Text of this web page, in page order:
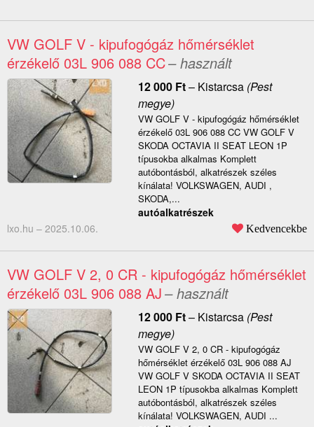
VW GOLF V - kipufogógáz hőmérséklet
érzékelő 03L 906 088 CC– használt
12 000 Ft– Kistarcsa(Pest
megye)
VW GOLF V - kipufogógáz hőmérséklet
érzékelő 03L 906 088 CC VW GOLF V
SKODA OCTAVIA II SEAT LEON 1P
típusokba alkalmas Komplett
autóbontásból, alkatrészek széles
kínálata! VOLKSWAGEN, AUDI ,
SKODA,...
autóalkatrészek
lxo.hu – 2025.10.06. Kedvencekbe
VW GOLF V 2, 0 CR - kipufogógáz hőmérséklet
érzékelő 03L 906 088 AJ– használt
12 000 Ft– Kistarcsa(Pest
megye)
VW GOLF V 2, 0 CR - kipufogógáz
hőmérséklet érzékelő 03L 906 088 AJ
VW GOLF V SKODA OCTAVIA II SEAT
LEON 1P típusokba alkalmas Komplett
autóbontásból, alkatrészek széles
kínálata! VOLKSWAGEN, AUDI ...